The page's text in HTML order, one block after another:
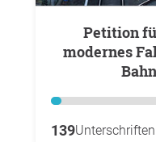
Petition für ein sicheres und
modernes
139Unterschriften